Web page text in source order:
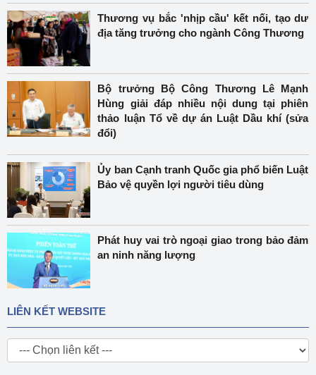
Thương vụ bắc 'nhịp cầu' kết nối, tạo dư
địa tăng trưởng cho ngành Công Thương
Bộ trưởng Bộ Công Thương Lê Mạnh
Hùng giải đáp nhiều nội dung tại phiên
thảo luận Tổ về dự án Luật Dầu khí (sửa
đổi)
Ủy ban Cạnh tranh Quốc gia phổ biến Luật
Bảo vệ quyền lợi người tiêu dùng
Phát huy vai trò ngoại giao trong bảo đảm
an ninh năng lượng
LIÊN KẾT WEBSITE